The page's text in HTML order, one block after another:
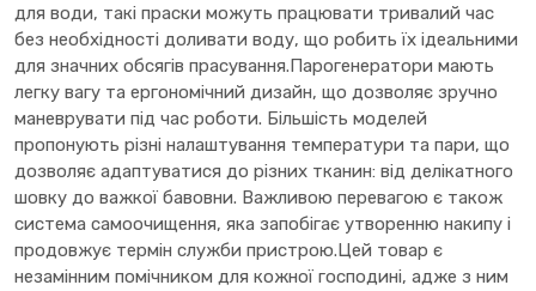
для води, такі праски можуть працювати тривалий час
без необхідності доливати воду, що робить їх ідеальними
для значних обсягів прасування.Парогенератори мають
легку вагу та ергономічний дизайн, що дозволяє зручно
маневрувати під час роботи. Більшість моделей
пропонують різні налаштування температури та пари, що
дозволяє адаптуватися до різних тканин: від делікатного
шовку до важкої бавовни. Важливою перевагою є також
система самоочищення, яка запобігає утворенню накипу і
продовжує термін служби пристрою.Цей товар є
незамінним помічником для кожної господині, адже з ним